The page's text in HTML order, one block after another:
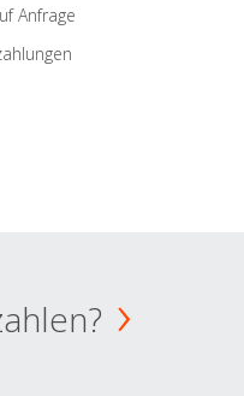
Anfrage